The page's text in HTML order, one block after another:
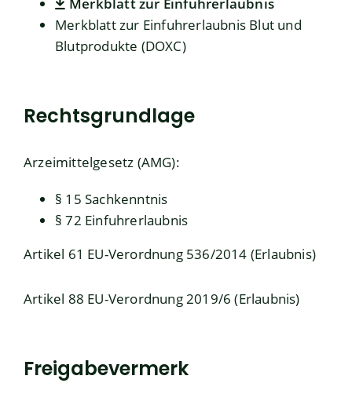
Merkblatt zur Einfuhrerlaubnis
Merkblatt zur Einfuhrerlaubnis Blut und
Blutprodukte (DOXC)
Rechtsgrundlage
Arzeimittelgesetz (AMG):
§ 15 Sachkenntnis
§ 72 Einfuhrerlaubnis
Artikel 61 EU-Verordnung 536/2014 (Erlaubnis)
Artikel 88 EU-Verordnung 2019/6 (Erlaubnis)
Freigabevermerk